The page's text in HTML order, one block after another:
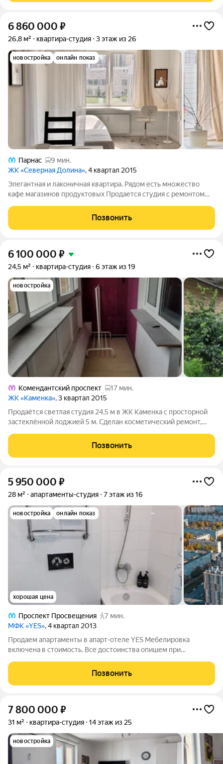
6 860 000 ₽
26,8 м² квартира-студия 3 этаж из 26
новостройка онлайн показ
Парнас
9 мин.
ЖК «Северная Долина», 4 квартал 2015
Элегантная и лаконичная квартира. Рядом есть множество
кафе магазинов продуктовых Продается студия с ремонтом
необходимое для жизни. Современный район с развитой
инфраструктурой. Облагороженная
Позвонить
6 100 000 ₽
24,5 м² квартира-студия 6 этаж из 19
новостройка
Комендантский проспект
17 мин.
ЖК «Каменка», 3 квартал 2015
Продаётся светлая студия 24,5 м в ЖК Каменка с просторной
застеклённой лоджией 5 м. Сделан косметический ремонт,
вид. 6-й этаж, два лифта (грузовой + пассажирский),
центральное отопление.
Позвонить
5 950 000 ₽
28 м² апартаменты-студия 7 этаж из 16
новостройка онлайн показ
хорошая цена
Проспект Просвещения
7 мин.
МФК «YES», 4 квартал 2013
Продаем апартаменты в апарт-отеле YES Мебелировка
включена в стоимость. Все достоинства опишем при
землю ! Наши апартаменты по площади больше основной
массы городских апартаментов что делает
Позвонить
7 800 000 ₽
31 м² квартира-студия 14 этаж из 25
новостройка